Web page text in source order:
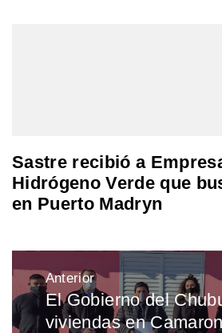
Sastre recibió a
Hidrógeno Verde que
en Puerto Madryn
Navegación
de
entradas
Anterior
Entrada
anterior:
El Gobierno del
viviendas en